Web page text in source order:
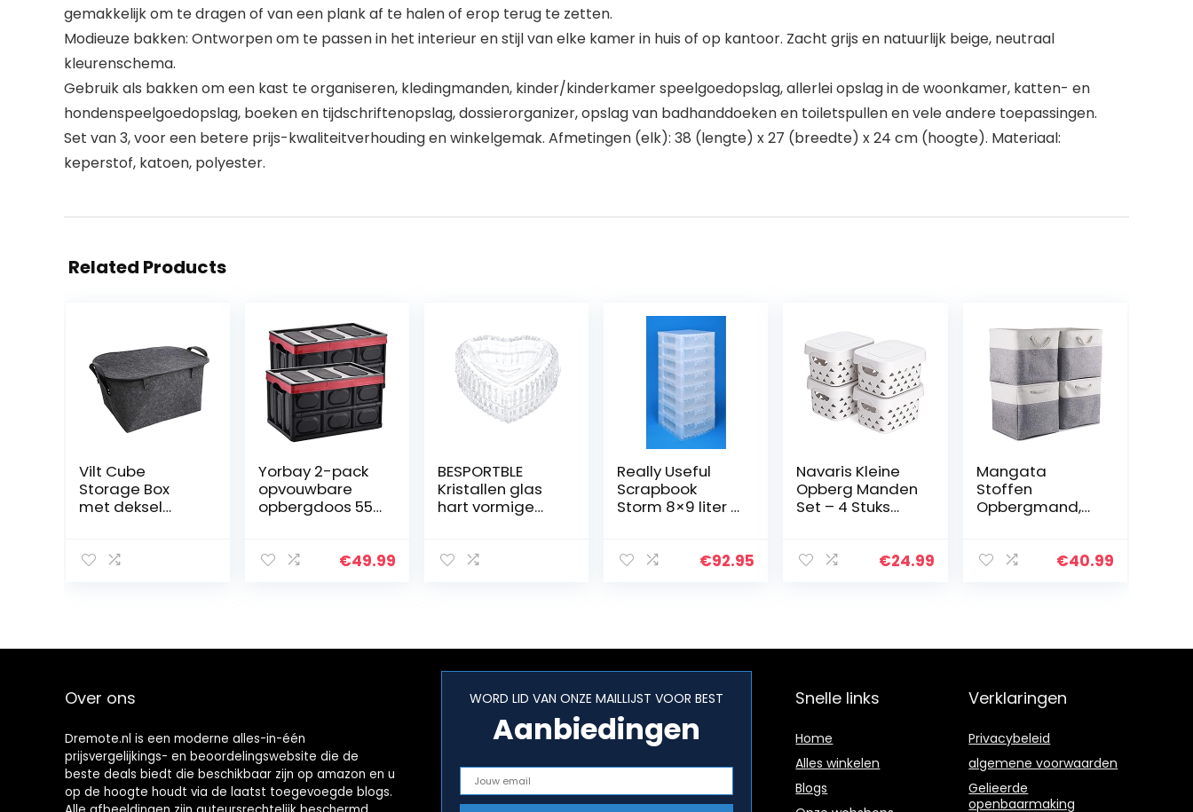
gemakkelijk om te dragen of van een plank af te halen of erop terug te zetten.
Modieuze bakken: Ontworpen om te passen in het interieur en stijl van elke kamer in huis of op kantoor. Zacht grijs en natuurlijk beige, neutraal
kleurenschema.
Gebruik als bakken om een kast te organiseren, kledingmanden, kinder/kinderkamer speelgoedopslag, allerlei opslag in de woonkamer, katten- en
hondenspeelgoedopslag, boeken en tijdschriftenopslag, dossierorganizer, opslag van badhanddoeken en toiletspullen en vele andere toepassingen.
Set van 3, voor een betere prijs-kwaliteitverhouding en winkelgemak. Afmetingen (elk): 38 (lengte) x 27 (breedte) x 24 cm (hoogte). Materiaal:
keperstof, katoen, polyester.
Related Products
Vilt Cube
Storage Box
met deksel
Mand met
Yorbay 2-pack
opvouwbare
opbergdoos 55L
pack, plastic
€49.99
BESPORTBLE
Kristallen glas
hart vormige
sieraden
Really Useful
Scrapbook
Storm 8×9 liter –
m
€92.95
Navaris Kleine
Opberg Manden
Set – 4 Stuks
met Deksels en
€24.99
Mangata
Stoffen
Opbergmand,
33 x 33 cm voor
€40.99
Over ons
Dremote.nl is een moderne alles-in-één
prijsvergelijkings- en beoordelingswebsite die de
beste deals biedt die beschikbaar zijn op amazon en u
op de hoogte houdt via de laatst toegevoegde blogs.
WORD LID VAN ONZE MAILLIJST VOOR BEST
Aanbiedingen
Snelle links
Home
Alles winkelen
Blogs
Verklaringen
Privacybeleid
algemene voorwaarden
Gelieerde
openbaarmaking